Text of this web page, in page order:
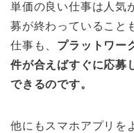
単価の良い仕事は人気
募が終わっていること
仕事も、 プラットワー
件が合えばすぐに応募
できるのです。
他にもスマホアプリを